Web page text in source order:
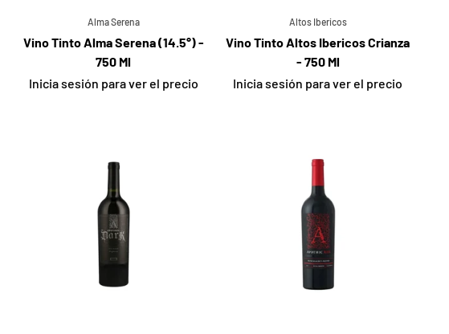
Alma Serena
Vino Tinto Alma Serena (14.5°) -
750 Ml
Inicia sesión para ver el precio
Altos Ibericos
Vino Tinto Altos Ibericos Crianza
- 750 Ml
Inicia sesión para ver el precio